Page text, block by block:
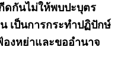
ดกันไม่ให้พบปะบุตร
เป็นการกระทำปฏิปักษ์
องหย่าและขออำนาจ